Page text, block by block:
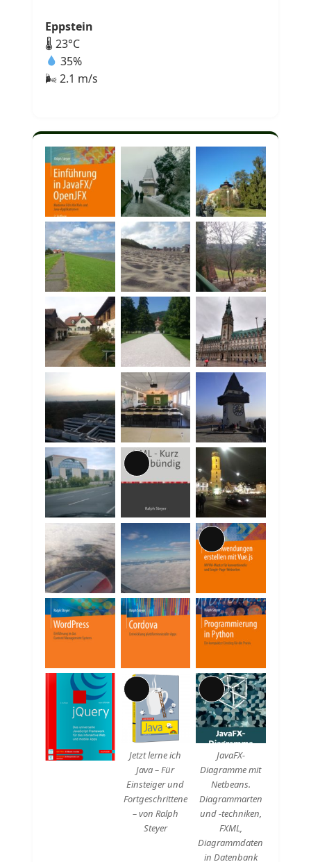
Eppstein
🌡 23°C
35%
🌬 2.1 m/s
Lange
Beschreibung
Lange
Beschreibung
Lange
Beschreibung
Jetzt lerne ich
Java – Für
Einsteiger und
Fortgeschrittene
– von Ralph
Steyer
Lange
Beschreibung
JavaFX-
Diagramme mit
Netbeans.
Diagrammarten
und -techniken,
FXML,
Diagrammdaten
in Datenbank